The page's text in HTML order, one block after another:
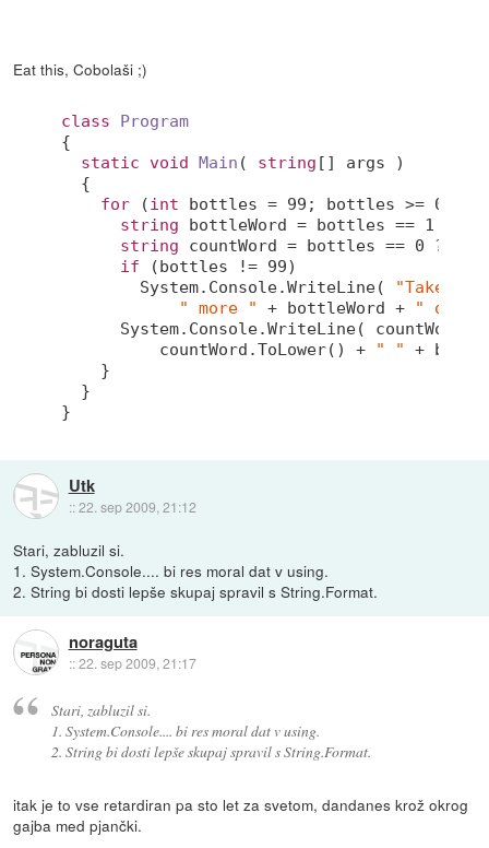
Eat this, Cobolaši ;)
class
Program
{
static
void Main ( string [] args
)
  {
for (int bottles = 99 ; bottles >= 0
string bottleWord = bottles == 1
string countWord = bottles == 0 ?
if (bottles != 99)
        System.Console.WriteLine(
"Take
" more "
+ bottleWord +
" of
System.Console.WriteLine( countWord
          countWord.ToLower() +
" "
+
    }
  }
Utk
::22. sep 2009, 21:12
Stari, zabluzil si.
1. System.Console.... bi res moral dat v using.
2. String bi dosti lepše skupaj spravil s String.Format.
noraguta
::22. sep 2009, 21:17
Stari, zabluzil si.
1. System.Console.... bi res moral dat v using.
2. String bi dosti lepše skupaj spravil s String.Format.
itak je to vse retardiran pa sto let za svetom, dandanes krož okrog
gajba med pjančki.